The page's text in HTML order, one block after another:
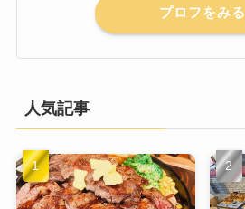
プロフをみる
人気記事